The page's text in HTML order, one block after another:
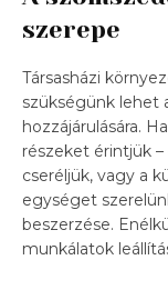
szerepe
Társasházi
szükségünk lehet
hozzájárulására.
részeket érintjük
cseréljük, vagy a
egységet
beszerzése.
munkálatok